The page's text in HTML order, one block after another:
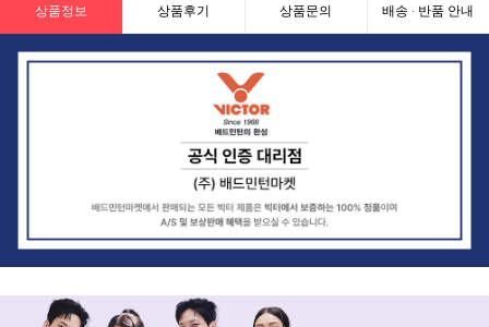
상품정보 상품후기 상품문의 배송 · 반품 안내